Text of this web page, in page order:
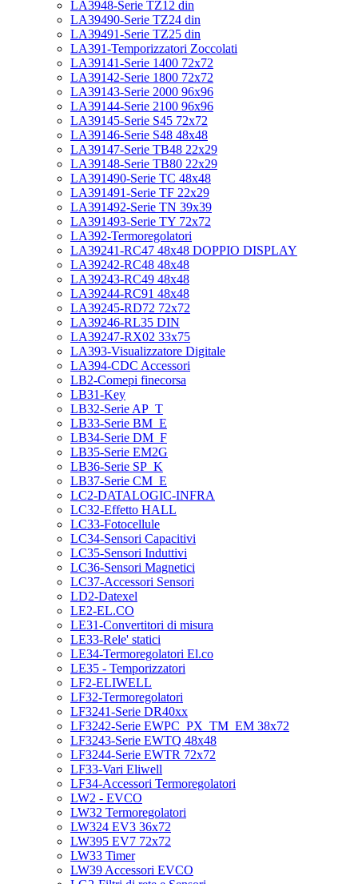
LA3948-Serie TZ12 din
LA39490-Serie TZ24 din
LA39491-Serie TZ25 din
LA391-Temporizzatori Zoccolati
LA39141-Serie 1400 72x72
LA39142-Serie 1800 72x72
LA39143-Serie 2000 96x96
LA39144-Serie 2100 96x96
LA39145-Serie S45 72x72
LA39146-Serie S48 48x48
LA39147-Serie TB48 22x29
LA39148-Serie TB80 22x29
LA391490-Serie TC 48x48
LA391491-Serie TF 22x29
LA391492-Serie TN 39x39
LA391493-Serie TY 72x72
LA392-Termoregolatori
LA39241-RC47 48x48 DOPPIO DISPLAY
LA39242-RC48 48x48
LA39243-RC49 48x48
LA39244-RC91 48x48
LA39245-RD72 72x72
LA39246-RL35 DIN
LA39247-RX02 33x75
LA393-Visualizzatore Digitale
LA394-CDC Accessori
LB2-Comepi finecorsa
LB31-Key
LB32-Serie AP_T
LB33-Serie BM_E
LB34-Serie DM_F
LB35-Serie EM2G
LB36-Serie SP_K
LB37-Serie CM_E
LC2-DATALOGIC-INFRA
LC32-Effetto HALL
LC33-Fotocellule
LC34-Sensori Capacitivi
LC35-Sensori Induttivi
LC36-Sensori Magnetici
LC37-Accessori Sensori
LD2-Datexel
LE2-EL.CO
LE31-Convertitori di misura
LE33-Rele' statici
LE34-Termoregolatori El.co
LE35 - Temporizzatori
LF2-ELIWELL
LF32-Termoregolatori
LF3241-Serie DR40xx
LF3242-Serie EWPC_PX_TM_EM 38x72
LF3243-Serie EWTQ 48x48
LF3244-Serie EWTR 72x72
LF33-Vari Eliwell
LF34-Accessori Termoregolatori
LW2 - EVCO
LW32 Termoregolatori
LW324 EV3 36x72
LW395 EV7 72x72
LW33 Timer
LW39 Accessori EVCO